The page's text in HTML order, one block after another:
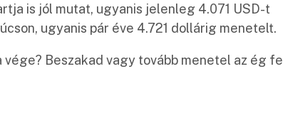
is jól mutat, ugyanis jelenleg 4.071 USD-t
ugyanis pár éve 4.721 dollárig menetelt.
Beszakad vagy tovább menetel az ég